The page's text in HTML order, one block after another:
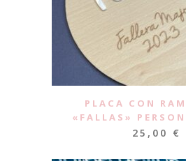
PLACA CON
«FALLAS»
25,00 €